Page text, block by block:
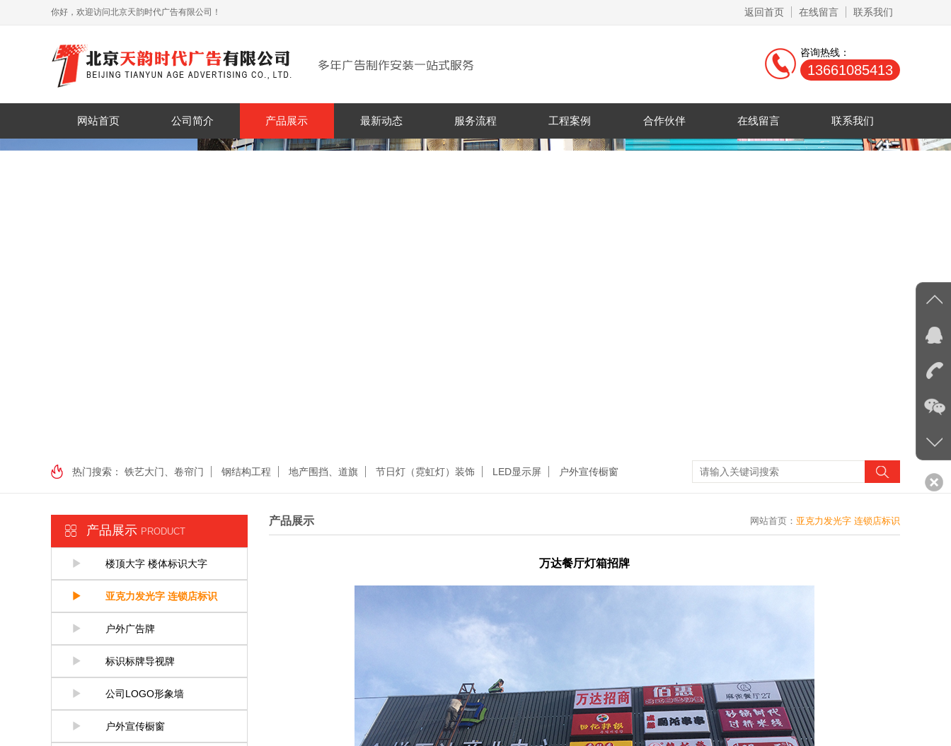
你好，欢迎访问北京天韵时代广告有限公司！ 返回首页 在线留言 联系我们
咨询热线：
13661085413
网站首页 公司简介 产品展示 最新动态 服务流程 工程案例 合作伙伴 在线留言 联系我们
热门搜索： 铁艺大门、卷帘门 钢结构工程 地产围挡、道旗 节日灯（霓虹灯）装饰 LED显示屏 户外宣传橱窗
产品展示 PRODUCT
楼顶大字 楼体标识大字
亚克力发光字 连锁店标识
户外广告牌
标识标牌导视牌
公司LOGO形象墙
户外宣传橱窗
产品展示 网站首页 ： 亚克力发光字 连锁店标识
万达餐厅灯箱招牌